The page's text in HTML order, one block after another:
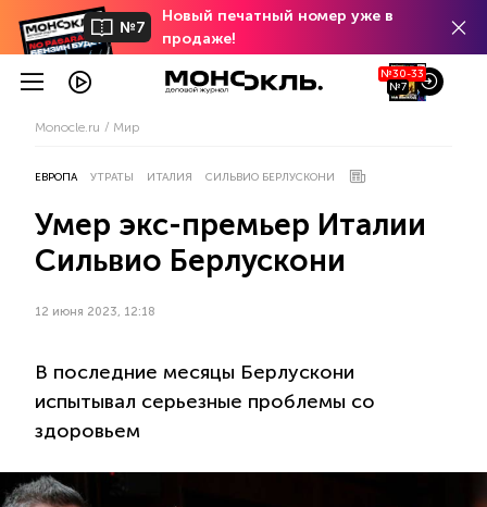
№7
Новый печатный номер уже в
продаже!
№30-33
№7
Monocle.ru Мир
ЕВРОПА УТРАТЫ ИТАЛИЯ СИЛЬВИО БЕРЛУСКОНИ
Умер экс-премьер Италии
Сильвио Берлускони
12 июня 2023, 12:18
В последние месяцы Берлускони
испытывал серьезные проблемы со
здоровьем